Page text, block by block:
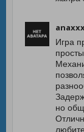
Игра
но